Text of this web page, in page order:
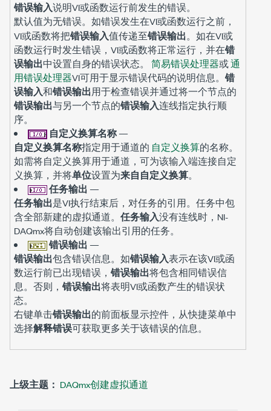
错误输入说明VI或函数运行前发生的错误。
默认值为无错误。如错误发生在VI或函数运行之前，
VI或函数将把错误输入值传递至错误输出。如在VI或
函数运行时发生错误，VI或函数将正常运行，并在错
误输出中设置自身的错误状态。 简易错误处理器或通
用错误处理器VI可用于显示错误代码的说明信息。 错
误输入和错误输出用于检查错误并通过将一个节点的
错误输出与另一个节点的错误输入连线指定执行顺
序。
自定义换算名称—
自定义换算名称指定用于通道的 自定义换算的名称。
如需将自定义换算用于通道，可为该输入端连接自定
义换算，并将单位设置为来自自定义换算。
任务输出 —
任务输出是VI执行结束后，对任务的引用。任务中包
含全部新建的虚拟通道。 任务输入没有连线时，NI-
DAQmx将自动创建该输出引用的任务。
错误输出 —
错误输出包含错误信息。如错误输入表示在该VI或函
数运行前已出现错误， 错误输出将包含相同错误信
息。否则， 错误输出将表明VI或函数产生的错误状
态。
右键单击错误输出的前面板显示控件，从快捷菜单中
选择解释错误可获取更多关于该错误的信息。
上级主题： DAQmx创建虚拟通道